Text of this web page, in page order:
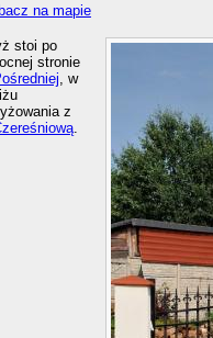
na mapie
stoi po
stronie
, w
z
.